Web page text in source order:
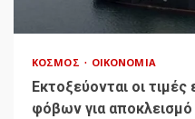
ΚΌΣΜΟΣ ΟΙΚΟΝΟΜΊΑ
Εκτοξεύονται οι
φόβων για